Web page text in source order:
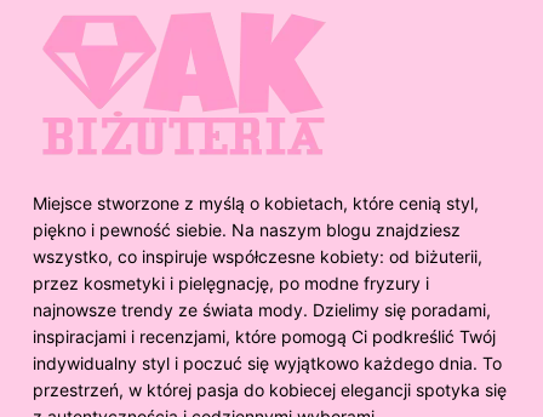
Miejsce stworzone z myślą o kobietach, które cenią styl,
piękno i pewność siebie. Na naszym blogu znajdziesz
wszystko, co inspiruje współczesne kobiety: od biżuterii,
przez kosmetyki i pielęgnację, po modne fryzury i
najnowsze trendy ze świata mody. Dzielimy się poradami,
inspiracjami i recenzjami, które pomogą Ci podkreślić Twój
indywidualny styl i poczuć się wyjątkowo każdego dnia. To
przestrzeń, w której pasja do kobiecej elegancji spotyka się